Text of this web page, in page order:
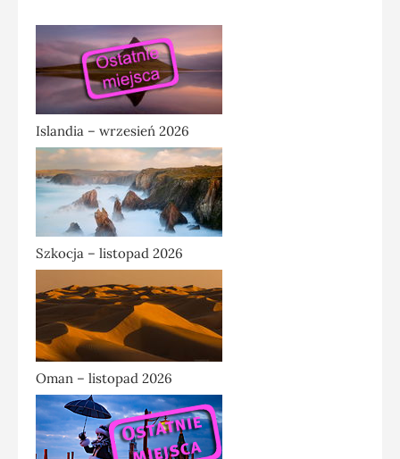
Islandia – wrzesień 2026
Szkocja – listopad 2026
Oman – listopad 2026